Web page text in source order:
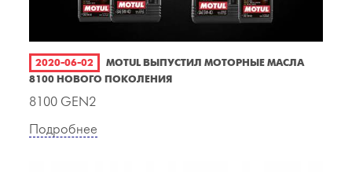
2020-06-02
MOTUL ВЫПУСТИЛ МОТОРНЫЕ МАСЛА
8100 НОВОГО ПОКОЛЕНИЯ
8100 GEN2
Подробнее